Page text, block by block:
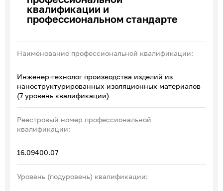
Эксперты по ПОА
Соглашения с отраслевыми СПК
квалификации и
профессиональном стандарте
Наименование профессиональной квалификации:
Инженер-технолог производства изделий из
наноструктурированных изоляционных материалов
(7 уровень квалификации)
Реестровый номер профессиональной
квалификации:
16.09400.07
Уровень (подуровень) квалификации: